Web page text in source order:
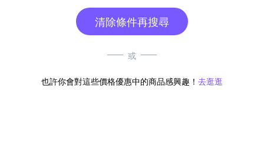
清除條件再搜尋
或
也許你會對這些價格優惠中的商品感興趣！ 去逛逛